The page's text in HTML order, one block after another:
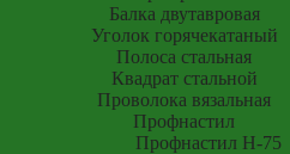
Балка двутавровая
Уголок горячекатаный
Полоса стальная
Квадрат стальной
Проволока вязальная
Профнастил
Профнастил Н-75